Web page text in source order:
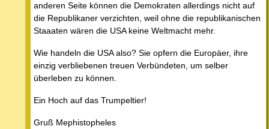
anderen Seite können die Demokraten allerdings nicht auf
die Republikaner verzichten, weil ohne die republikanischen
Staaaten wären die USA keine Weltmacht mehr.
Wie handeln die USA also? Sie opfern die Europäer, ihre
einzig verbliebenen treuen Verbündeten, um selber
überleben zu können.
Ein Hoch auf das Trumpeltier!
Gruß Mephistopheles